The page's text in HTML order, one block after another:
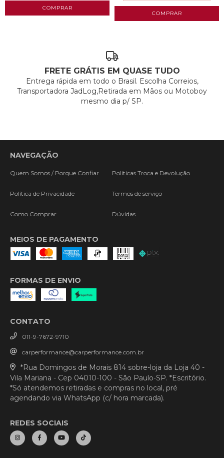
FRETE GRÁTIS EM QUASE TUDO
Entrega rápida em todo o Brasil. Escolha Correios,
Transportadora JadLog,Retirada em Mãos ou Motoboy
mesmo dia p/ SP.
NAVEGAÇÃO
Quem Somos / Porque Confiar Politicas Troca e Devolução
Política de Privacidade Termos de serviço
Como Comprar Dúvidas
MEIOS DE PAGAMENTO
FORMAS DE ENVIO
CONTATO
011-9-7672-9710
carperformance@carperformance.com.br
*Rua Domingos de Morais 814 sobre-loja da Loja 40 -
Vila Mariana - Cep 04010-100 - São Paulo-SP. *Escritório.
*Só atendemos retiradas e compras no local, pré
agendando via WhatsApp (c/ hora marcada).
REDES SOCIAIS